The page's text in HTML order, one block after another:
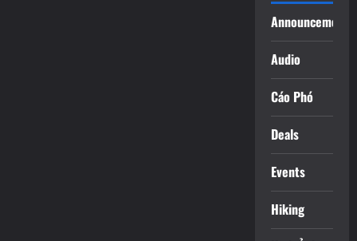
Announcements
Audio
Cáo Phó
Deals
Events
Hiking